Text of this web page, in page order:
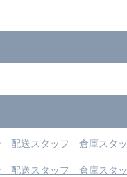
配送スタッフ 倉庫スタ
配送スタッフ 倉庫スタ